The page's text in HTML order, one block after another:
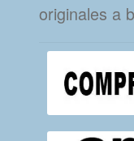
originales a